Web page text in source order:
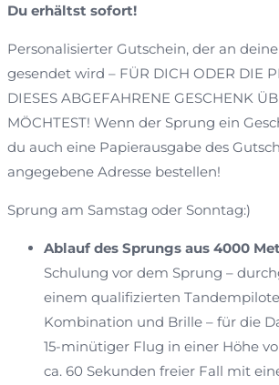
Du erhältst sofort!
Personalisierter Gutschein, der an
gesendet wird – FÜR DICH ODER DIE
DIESES ABGEFAHRENE GESCHENK
MÖCHTEST! Wenn der Sprung ein
du auch eine Papierausgabe des
angegebene Adresse bestellen!
Sprung am Samstag oder Sonntag:)
Ablauf des Sprungs aus 4000
Schulung vor dem Sprung –
einem qualifizierten
Kombination und Brille – für die
15-minütiger Flug in einer Höhe
ca. 60 Sekunden freier Fall mit